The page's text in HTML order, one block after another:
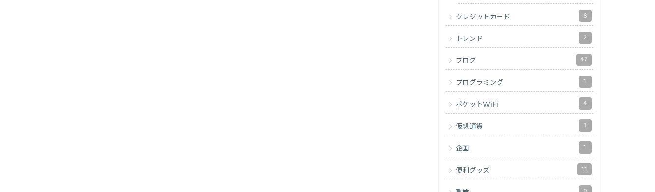
クレジットカード 8
トレンド 2
ブログ 47
プログラミング 1
ポケットWiFi 4
仮想通貨 3
企画 1
便利グッズ 11